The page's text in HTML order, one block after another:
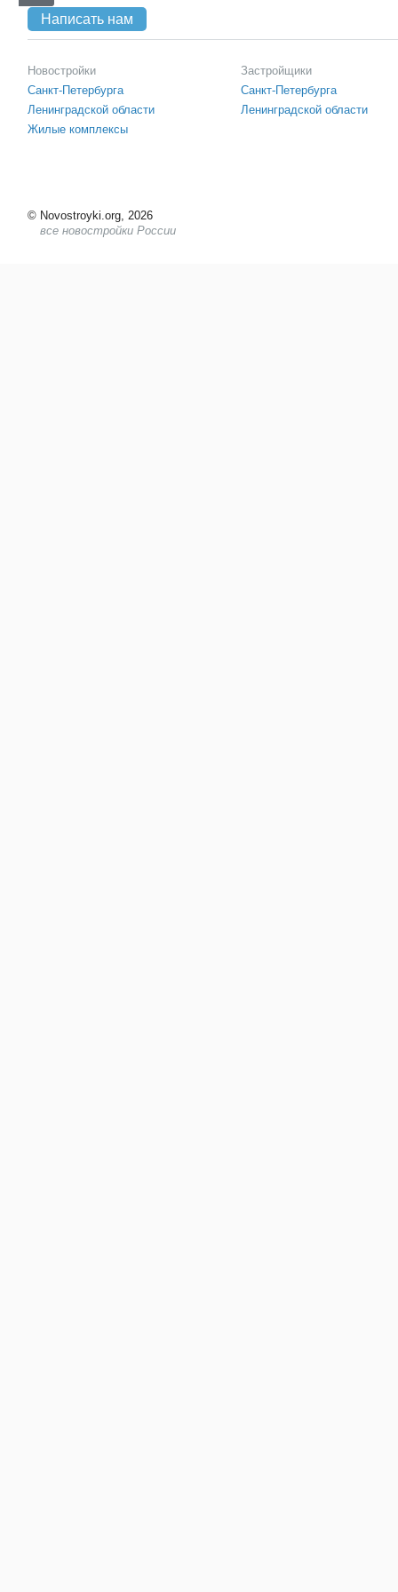
Написать нам
Новостройки
Санкт-Петербурга
Ленинградской области
Жилые комплексы
Застройщики
Санкт-Петербурга
Ленинградской области
© Novostroyki.org, 2026
все новостройки России